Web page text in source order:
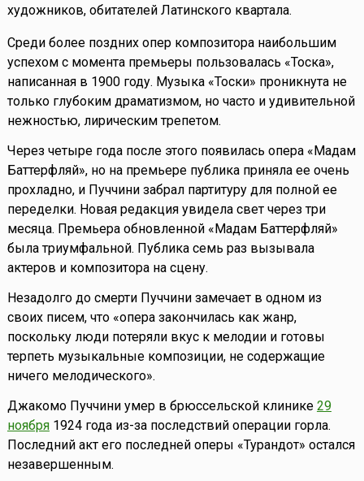
художников, обитателей Латинского квартала.
Среди более поздних опер композитора наибольшим
успехом с момента премьеры пользовалась «Тоска»,
написанная в 1900 году. Музыка «Тоски» проникнута не
только глубоким драматизмом, но часто и удивительной
нежностью, лирическим трепетом.
Через четыре года после этого появилась опера «Мадам
Баттерфляй», но на премьере публика приняла ее очень
прохладно, и Пуччини забрал партитуру для полной ее
переделки. Новая редакция увидела свет через три
месяца. Премьера обновленной «Мадам Баттерфляй»
была триумфальной. Публика семь раз вызывала
актеров и композитора на сцену.
Незадолго до смерти Пуччини замечает в одном из
своих писем, что «опера закончилась как жанр,
поскольку люди потеряли вкус к мелодии и готовы
терпеть музыкальные композиции, не содержащие
ничего мелодического».
Джакомо Пуччини умер в брюссельской клинике 29
ноября1924 года из-за последствий операции горла.
Последний акт его последней оперы «Турандот» остался
незавершенным.